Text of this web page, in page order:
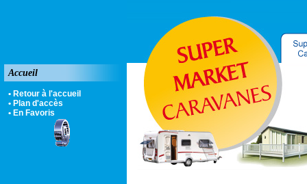
Accueil
• Retour à l'accueil
• Plan d'accès
• En Favoris